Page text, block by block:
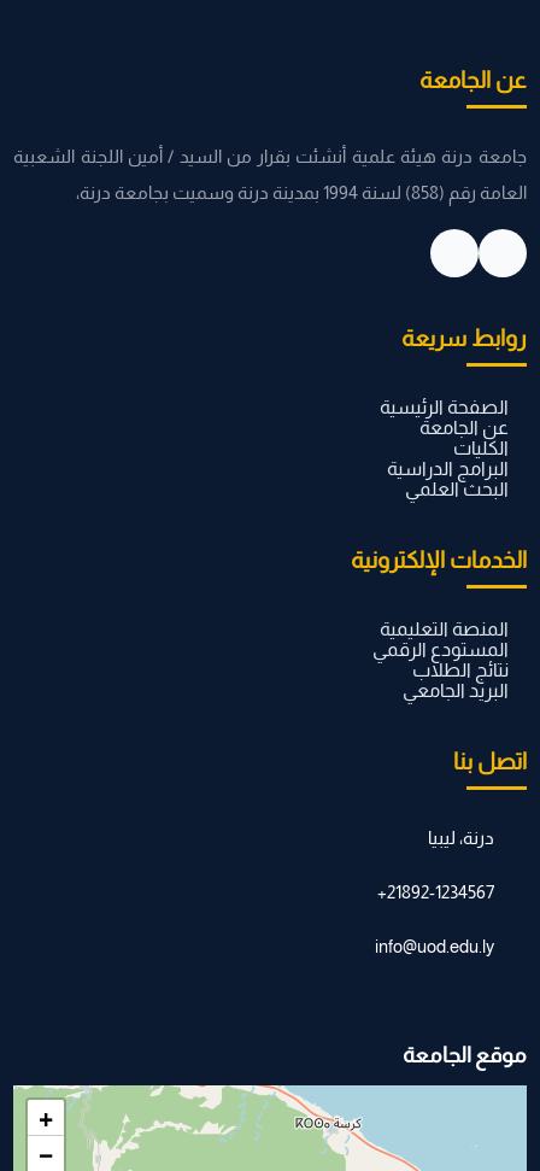
عن الجامعة
جامعة درنة هيئة علمية أنشئت بقرار من السيد / أمين اللجنة الشعبية
العامة رقم (858) لسنة 1994 بمدينة درنة وسميت بجامعة درنة،
روابط سريعة
الصفحة الرئيسية
عن الجامعة
الكليات
البرامج الدراسية
البحث العلمي
الخدمات الإلكترونية
المنصة التعليمية
المستودع الرقمي
نتائج الطلاب
البريد الجامعي
اتصل بنا
درنة، ليبيا
21892-1234567+
info@uod.edu.ly
موقع الجامعة
+
−